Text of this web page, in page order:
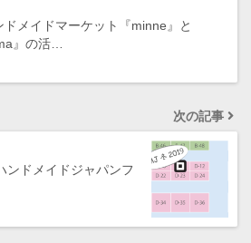
ドメイドマーケット『minne』と
』の活…
次の記事
ンドメイドジャパンフ